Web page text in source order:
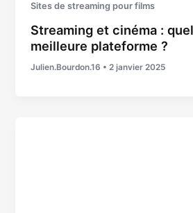
Sites de streaming pour films
Streaming et cinéma :
meilleure plateforme ?
Julien.Bourdon.16 •2 janvier 2025